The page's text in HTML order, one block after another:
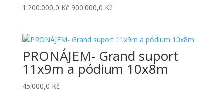
1.200.000,0Kč Původní
1.200.000,0 Kč.
900.000,0 KčAktuální
900.000,0 Kč.
PRONÁJEM- Grand suport
11x9m a pódium 10x8m
45.000,0 Kč